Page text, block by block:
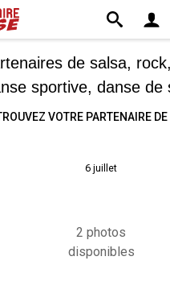
de salsa,
sportive, danse de
VOTRE PARTENAIRE
6 juillet
2 photos
disponibles